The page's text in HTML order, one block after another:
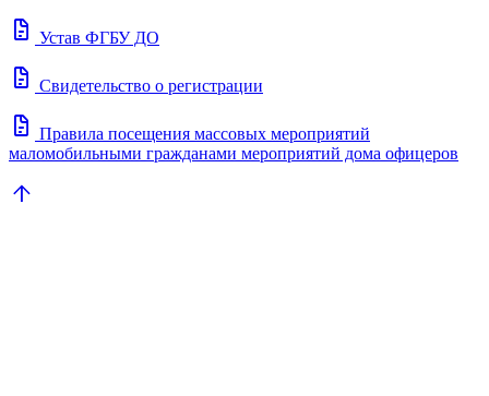
docs Устав ФГБУ ДО
docs Свидетельство о регистрации
docs Правила посещения массовых мероприятий
маломобильными гражданами мероприятий дома офицеров
arrow_upward